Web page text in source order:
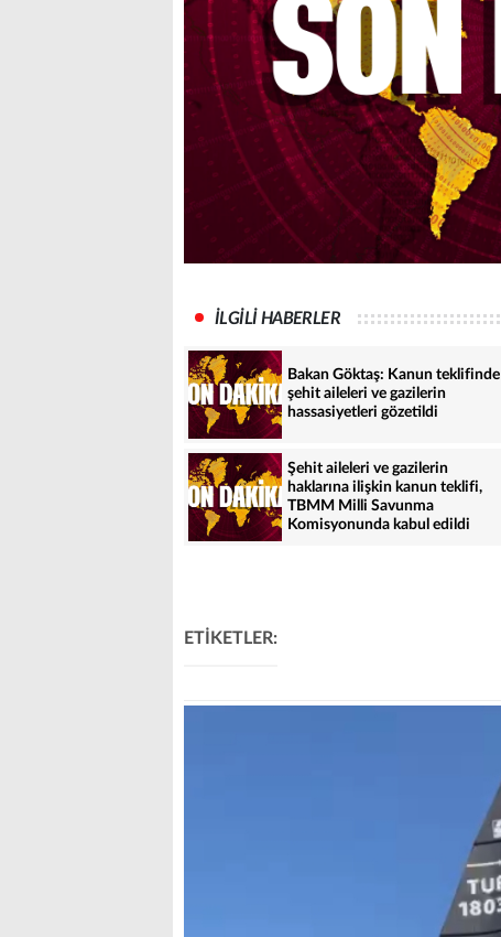
İLGİLİ HABERLER
Bakan Göktaş: Kanun teklifinde
şehit aileleri ve gazilerin
hassasiyetleri gözetildi
Şehit aileleri ve gazilerin
haklarına ilişkin kanun teklifi,
TBMM Milli Savunma
Komisyonunda kabul edildi
ETİKETLER: